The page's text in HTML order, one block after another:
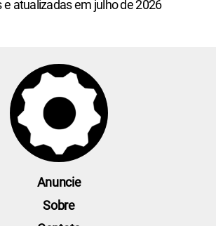
e atualizadas em julho de 2026
Anuncie
Sobre